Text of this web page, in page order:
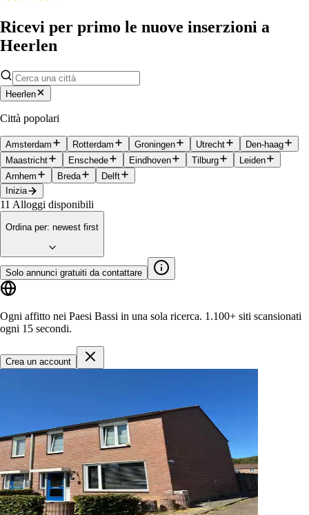
Ricevi per primo le nuove inserzioni a
Heerlen
Heerlen
Città popolari
Amsterdam Rotterdam Groningen Utrecht
Den-haag
Maastricht
Enschede Eindhoven Tilburg
Leiden
Arnhem
Breda
Delft
Inizia
11 Alloggi disponibili
Ordina per: newest first
Solo annunci gratuiti da contattare
Ogni affitto nei Paesi Bassi in una sola ricerca. 1.100+ siti scansionati
ogni 15 secondi.
Crea un account